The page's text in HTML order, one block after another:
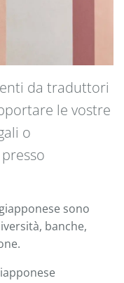
da traduttori
le vostre
o
sono
banche,